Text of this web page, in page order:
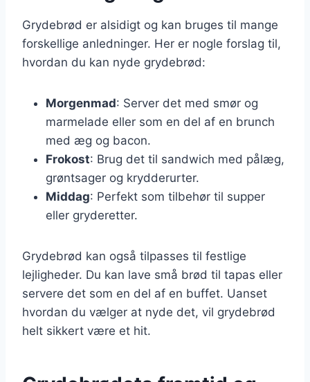
Grydebrød er alsidigt og kan bruges til mange
forskellige anledninger. Her er nogle forslag til,
hvordan du kan nyde grydebrød:
Morgenmad: Server det med smør og
marmelade eller som en del af en brunch
med æg og bacon.
Frokost: Brug det til sandwich med pålæg,
grøntsager og krydderurter.
Middag: Perfekt som tilbehør til supper
eller gryderetter.
Grydebrød kan også tilpasses til festlige
lejligheder. Du kan lave små brød til tapas eller
servere det som en del af en buffet. Uanset
hvordan du vælger at nyde det, vil grydebrød
helt sikkert være et hit.